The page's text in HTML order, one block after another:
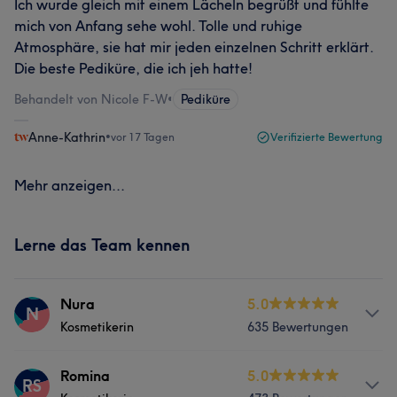
Ich wurde gleich mit einem Lächeln begrüßt und fühlte
mich von Anfang sehe wohl. Tolle und ruhige
Atmosphäre, sie hat mir jeden einzelnen Schritt erklärt.
Die beste Pediküre, die ich jeh hatte!
Behandelt von Nicole F-W• Pediküre
Anne-Kathrin•vor 17 Tagen Verifizierte Bewertung
Mehr anzeigen...
Lerne das Team kennen
N Nura
Kosmetikerin
5.0
635 Bewertungen
Services
RS Romina 5.0